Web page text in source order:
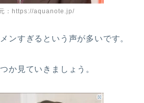
：https://aquanote.jp/
ンすぎるという声が多いです。
か見ていきましょう。